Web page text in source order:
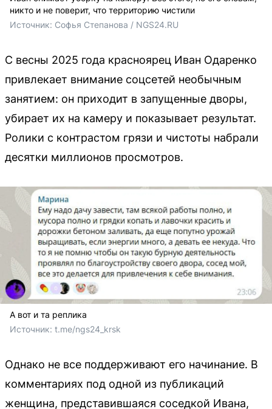
никто и не поверит, что территорию чистили
Источник: Софья Степанова / NGS24.RU
С весны 2025 года красноярец Иван Одаренко
привлекает внимание соцсетей необычным
занятием: он приходит в запущенные дворы,
убирает их на камеру и показывает результат.
Ролики с контрастом грязи и чистоты набрали
десятки миллионов просмотров.
А вот и та реплика
Источник: t.me/ngs24_krsk
Однако не все поддерживают его начинание. В
комментариях под одной из публикаций
женщина, представившаяся соседкой Ивана,